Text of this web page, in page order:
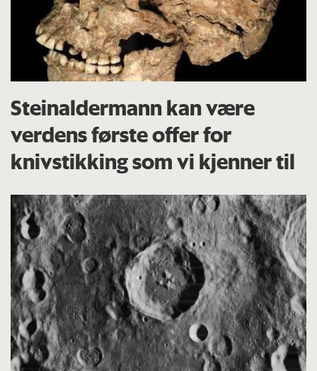
Steinaldermann kan være
verdens første offer for
knivstikking som vi kjenner til